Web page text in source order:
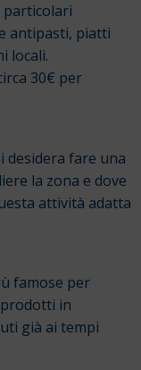
particolari
antipasti, piatti
locali.
30€ per
desidera fare una
la zona e dove
attività adatta
famose per
in
già ai tempi